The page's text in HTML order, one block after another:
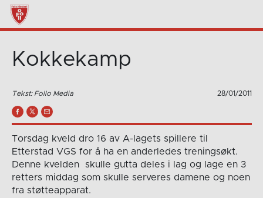
Kokkekamp
Tekst: Follo Media 28/01/2011
Torsdag kveld dro 16 av A-lagets spillere til
Etterstad VGS for å ha en anderledes treningsøkt.
Denne kvelden skulle gutta deles i lag og lage en 3
retters middag som skulle serveres damene og noen
fra støtteapparat.